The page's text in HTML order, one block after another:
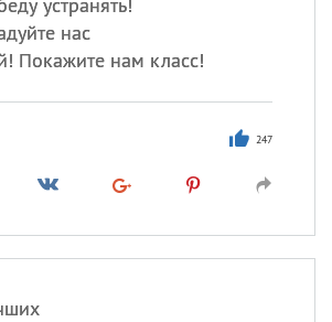
нас
Покажите нам класс!
247